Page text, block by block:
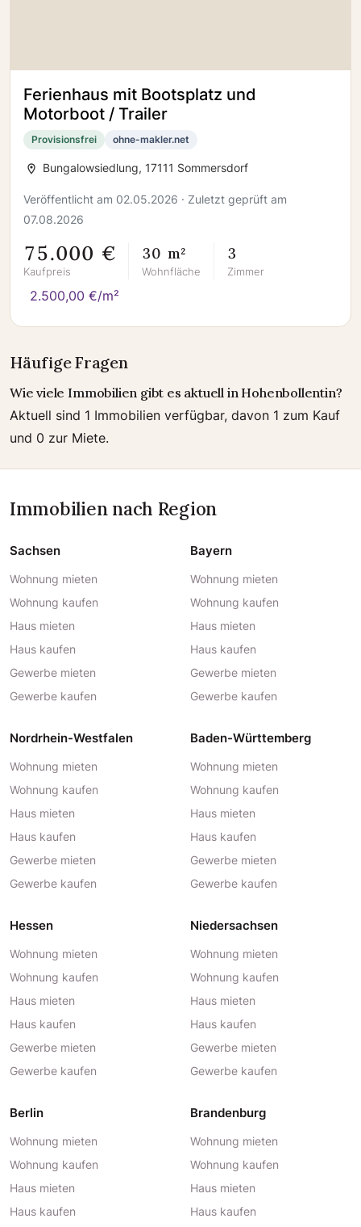
Ferienhaus mit Bootsplatz und
Motorboot / Trailer
Provisionsfrei ohne-makler.net
Bungalowsiedlung, 17111 Sommersdorf
Veröffentlicht am 02.05.2026 · Zuletzt geprüft am
07.08.2026
75.000 €
Kaufpreis
30 m²
Wohnfläche
3
Zimmer
2.500,00 €/m²
Häufige Fragen
Wie viele Immobilien gibt es aktuell in Hohenbollentin?
Aktuell sind 1 Immobilien verfügbar, davon 1 zum Kauf
und 0 zur Miete.
Immobilien nach Region
Sachsen
Wohnung mieten
Wohnung kaufen
Haus mieten
Haus kaufen
Gewerbe mieten
Gewerbe kaufen
Bayern
Wohnung mieten
Wohnung kaufen
Haus mieten
Haus kaufen
Gewerbe mieten
Gewerbe kaufen
Nordrhein-Westfalen
Wohnung mieten
Wohnung kaufen
Haus mieten
Haus kaufen
Gewerbe mieten
Gewerbe kaufen
Baden-Württemberg
Wohnung mieten
Wohnung kaufen
Haus mieten
Haus kaufen
Gewerbe mieten
Gewerbe kaufen
Hessen
Wohnung mieten
Wohnung kaufen
Haus mieten
Haus kaufen
Gewerbe mieten
Gewerbe kaufen
Niedersachsen
Wohnung mieten
Wohnung kaufen
Haus mieten
Haus kaufen
Gewerbe mieten
Gewerbe kaufen
Berlin
Wohnung mieten
Wohnung kaufen
Haus mieten
Haus kaufen
Brandenburg
Wohnung mieten
Wohnung kaufen
Haus mieten
Haus kaufen